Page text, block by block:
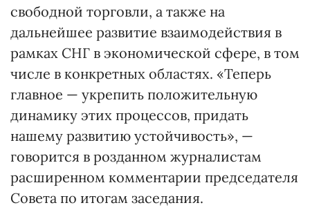
свободной торговли, а также на
дальнейшее развитие взаимодействия в
рамках СНГ в экономической сфере, в том
числе в конкретных областях. «Теперь
главное — укрепить положительную
динамику этих процессов, придать
нашему развитию устойчивость», —
говорится в розданном журналистам
расширенном комментарии председателя
Совета по итогам заседания.